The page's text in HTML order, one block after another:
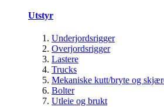
Utstyr
Underjordsrigger
Overjordsrigger
Lastere
Trucks
Mekaniske kutt/bryte og
Bolter
Utleie og brukt